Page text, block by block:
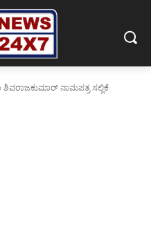
ಶಿವರಾಜಕುಮಾರ್ ನಾಮಪತ್ರ ಸಲ್ಲಿಕೆ